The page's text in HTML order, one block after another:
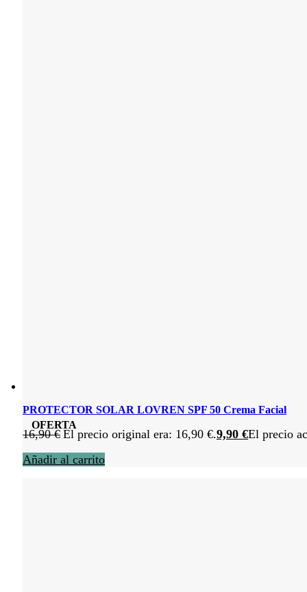
OFERTA
PROTECTOR SOLAR LOVREN SPF 50 Crema Facial
16,90€ El precio original era: 16,90 €.9,90 €El precio
Añadir al carrito